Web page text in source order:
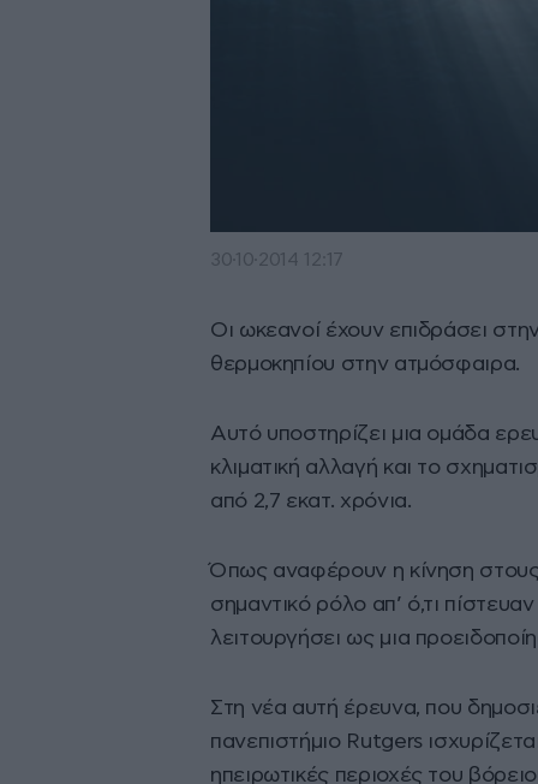
30·10·2014 12:17
Οι ωκεανοί έχουν επιδράσει
θερμοκηπίου στην ατμόσφαιρα.
Αυτό υποστηρίζει μια ομάδα
κλιματική αλλαγή και το
από 2,7 εκατ. χρόνια.
Όπως αναφέρουν η κίνηση
σημαντικό ρόλο απ’ ό,τι
λειτουργήσει ως μια
Στη νέα αυτή έρευνα, που
πανεπιστήμιο Rutgers
ηπειρωτικές περιοχές του